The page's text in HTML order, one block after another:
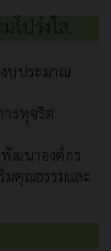
โปร่งใส.
บประมาณ
ารทุจริต
พัฒนาองค์กร
มคุณธรรมและ